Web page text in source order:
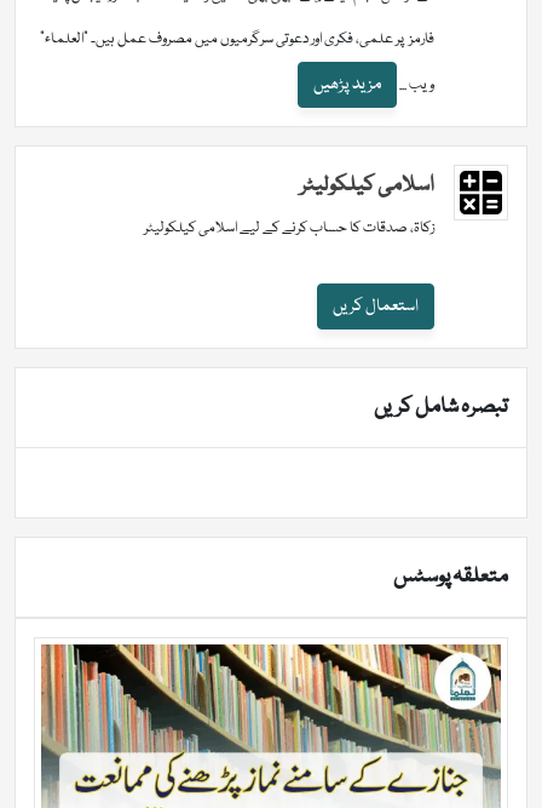
فارمز پر علمی، فکری اور دعوتی سرگرمیوں میں مصروف عمل ہیں۔ "العلماء"
ویب ...
مزید پڑھیں
اسلامی کیلکولیٹر
زکاۃ، صدقات کا حساب کرنے کے لیے اسلامی کیلکولیٹر
استعمال کریں
تبصرہ شامل کریں
متعلقہ پوسٹس